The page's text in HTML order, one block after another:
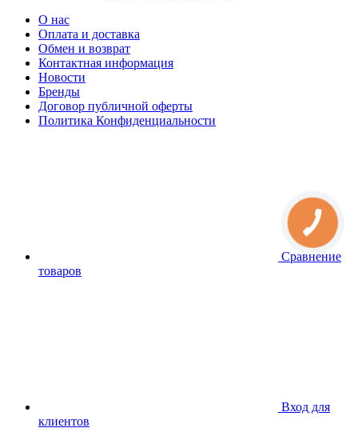
О нас
Оплата и доставка
Обмен и возврат
Контактная информация
Новости
Бренды
Договор публичной оферты
Политика Конфиденциальности
Сравнение
товаров
Вход для
клиентов